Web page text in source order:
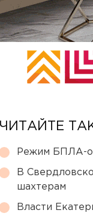
ЧИТАЙТЕ
Режим БПЛА-
В
шахтерам
Власти